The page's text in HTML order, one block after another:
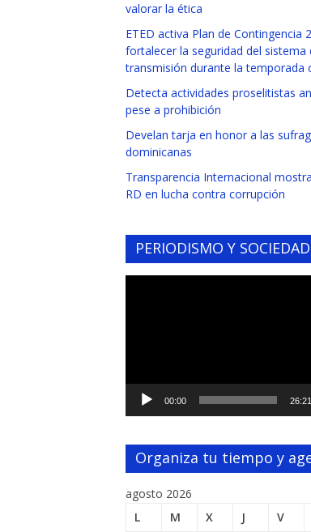
valorar la ética
ETED activa Plan de Contingencia
fortalecer la seguridad del sistema
transmisión durante la temporada
Detecta actividades proselitistas
pese a prohibición
Develan tarja en honor a las
dominicanas
Transparencia Internacional
RD en lucha contra corrupción
PERIODISMO Y
00:00 26:21
Organiza tu tiempo y
agosto 2026
L
M X J V